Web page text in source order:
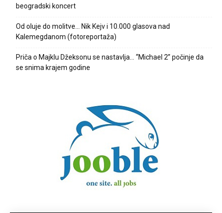
beogradski koncert
Od oluje do molitve… Nik Kejv i 10.000 glasova nad
Kalemegdanom (fotoreportaža)
Priča o Majklu Džeksonu se nastavlja… “Michael 2” počinje da
se snima krajem godine